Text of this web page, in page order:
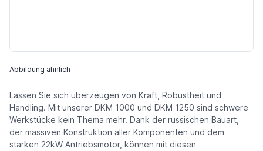
Abbildung ähnlich
Lassen Sie sich überzeugen von Kraft, Robustheit und
Handling. Mit unserer DKM 1000 und DKM 1250 sind schwere
Werkstücke kein Thema mehr. Dank der russischen Bauart,
der massiven Konstruktion aller Komponenten und dem
starken 22kW Antriebsmotor, können mit diesen